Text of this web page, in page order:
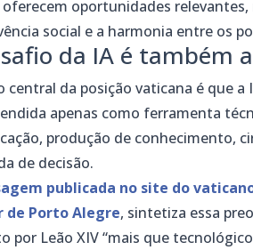
oportunidades
social e a harmonia entre os
da IA é também
central da posição vaticana é que
apenas como ferramenta
produção de conhecimento,
de decisão.
publicada no site do
de Porto Alegre, sintetiza essa
por Leão XIV “mais que